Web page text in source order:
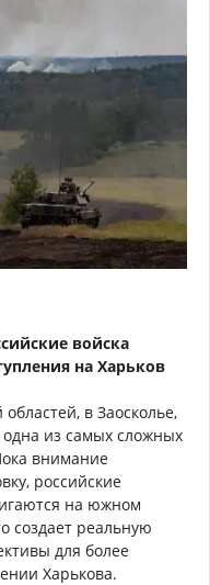
войска
на Харьков
в Заосколье,
одна из самых сложных
внимание
российские
на южном
создает реальную
для более
Харькова.